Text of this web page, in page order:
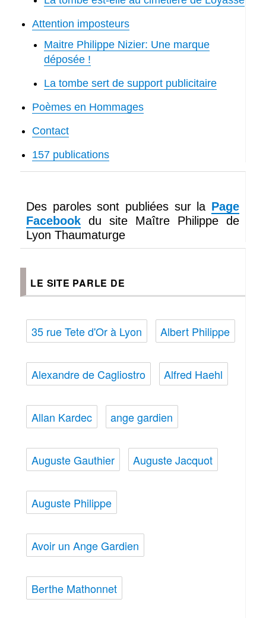
Attention imposteurs
Maitre Philippe Nizier: Une marque
déposée !
La tombe sert de support publicitaire
Poèmes en Hommages
Contact
157 publications
Des paroles sont publiées sur la Page
Facebook du site Maître Philippe de
Lyon Thaumaturge
LE SITE PARLE DE
35 rue Tete d'Or à Lyon Albert Philippe
Alexandre de Cagliostro Alfred Haehl
Allan Kardec ange gardien
Auguste Gauthier Auguste Jacquot
Auguste Philippe
Avoir un Ange Gardien
Berthe Mathonnet